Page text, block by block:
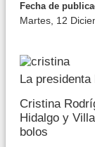
Fecha de
Martes, 12
La
Cristina
Hidalgo y
bolos